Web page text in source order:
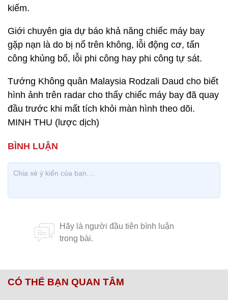
kiếm.
Giới chuyên gia dự báo khả năng chiếc máy bay
gặp nạn là do bị nổ trên không, lỗi động cơ, tấn
công khủng bố, lỗi phi công hay phi công tự sát.
Tướng Không quân Malaysia Rodzali Daud cho biết
hình ảnh trên radar cho thấy chiếc máy bay đã quay
đầu trước khi mất tích khỏi màn hình theo dõi.
MINH THU (lược dịch)
CÓ THỂ BẠN QUAN TÂM